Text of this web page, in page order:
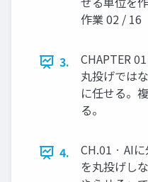
作業 02 / 16
3.
CHAPTER
丸投げでは
に任せる。
る。
4.
CH.01 · AI
を丸投げし